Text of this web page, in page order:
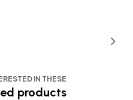
IN THESE
products